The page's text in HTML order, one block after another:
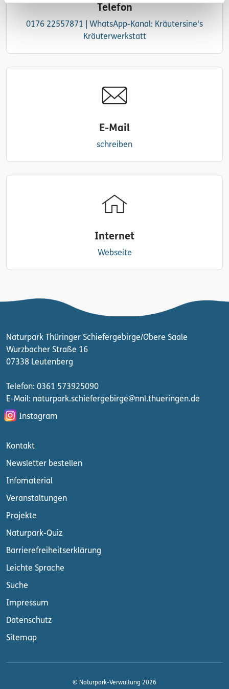
Telefon
0176 22557871 | WhatsApp-Kanal: Kräutersine's
Kräuterwerkstatt
E-Mail
schreiben
Internet
Webseite
Naturpark Thüringer Schiefergebirge/Obere Saale
Wurzbacher Straße 16
07338 Leutenberg
Telefon: 0361 573925090
E-Mail: naturpark.schiefergebirge@nnl.thueringen.de
Instagram
Kontakt
Newsletter bestellen
Infomaterial
Veranstaltungen
Projekte
Naturpark-Quiz
Barrierefreiheitserklärung
Leichte Sprache
Suche
Impressum
Datenschutz
Sitemap
© Naturpark-Verwaltung 2026